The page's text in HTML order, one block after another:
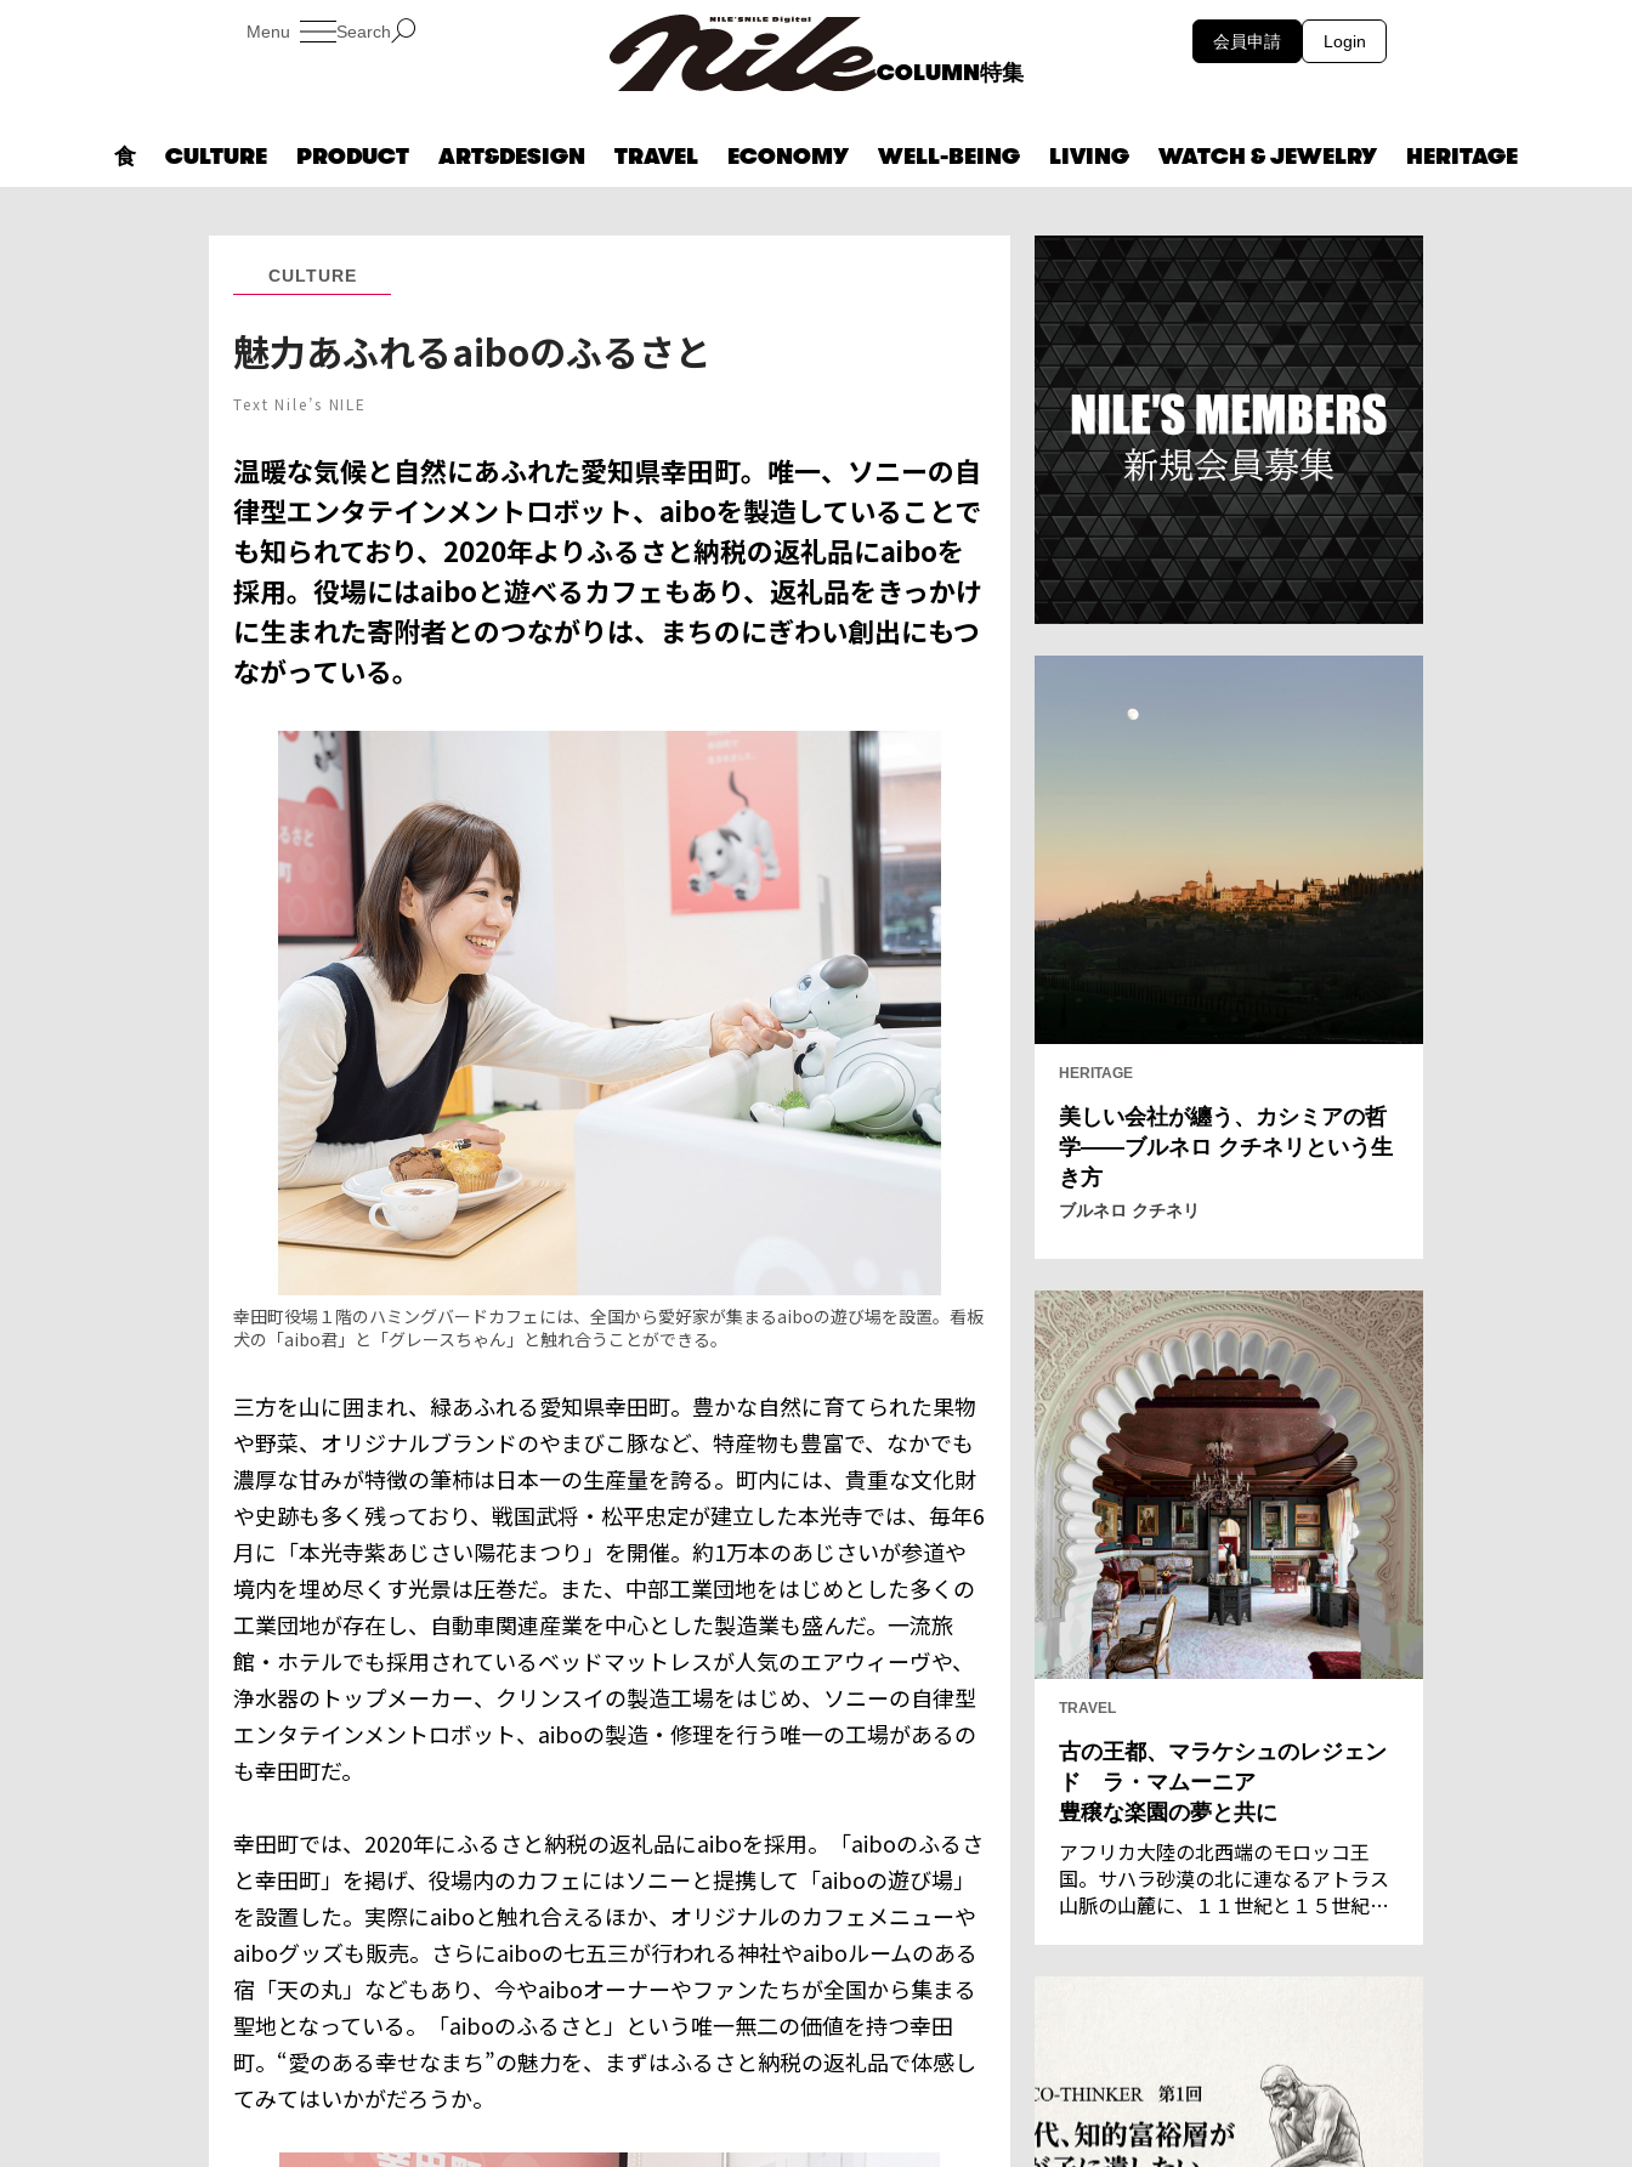
Search
COLUMN特集
会員申請 Login
食 CULTURE PRODUCT ART&DESIGN TRAVEL ECONOMY WELL-BEING LIVING WATCH & JEWELRY HERITAGE
CULTURE
魅力あふれるaiboのふるさと
Text Nile’s NILE
温暖な気候と自然にあふれた愛知県幸田町。唯一、ソニーの自
律型エンタテインメントロボット、aiboを製造していることで
も知られており、2020年よりふるさと納税の返礼品にaiboを
採用。役場にはaiboと遊べるカフェもあり、返礼品をきっかけ
に生まれた寄附者とのつながりは、まちのにぎわい創出にもつ
ながっている。
幸田町役場１階のハミングバードカフェには、全国から愛好家が集まるaiboの遊び場を設置。看板
犬の「aibo君」と「グレースちゃん」と触れ合うことができる。
三方を山に囲まれ、緑あふれる愛知県幸田町。豊かな自然に育てられた果物
や野菜、オリジナルブランドのやまびこ豚など、特産物も豊富で、なかでも
濃厚な甘みが特徴の筆柿は日本一の生産量を誇る。町内には、貴重な文化財
や史跡も多く残っており、戦国武将・松平忠定が建立した本光寺では、毎年6
月に「本光寺紫あじさい陽花まつり」を開催。約1万本のあじさいが参道や
境内を埋め尽くす光景は圧巻だ。また、中部工業団地をはじめとした多くの
工業団地が存在し、自動車関連産業を中心とした製造業も盛んだ。一流旅
館・ホテルでも採用されているベッドマットレスが人気のエアウィーヴや、
浄水器のトップメーカー、クリンスイの製造工場をはじめ、ソニーの自律型
エンタテインメントロボット、aiboの製造・修理を行う唯一の工場があるの
も幸田町だ。
幸田町では、2020年にふるさと納税の返礼品にaiboを採用。「aiboのふるさ
と幸田町」を掲げ、役場内のカフェにはソニーと提携して「aiboの遊び場」
を設置した。実際にaiboと触れ合えるほか、オリジナルのカフェメニューや
aiboグッズも販売。さらにaiboの七五三が行われる神社やaiboルームのある
宿「天の丸」などもあり、今やaiboオーナーやファンたちが全国から集まる
聖地となっている。「aiboのふるさと」という唯一無二の価値を持つ幸田
町。“愛のある幸せなまち”の魅力を、まずはふるさと納税の返礼品で体感し
てみてはいかがだろうか。
HERITAGE
美しい会社が纏う、カシミアの哲
学——ブルネロ クチネリという生
き方
ブルネロ クチネリ
TRAVEL
古の王都、マラケシュのレジェン
ド ラ・マムーニア
豊穣な楽園の夢と共に
アフリカ大陸の北西端のモロッコ王
国。サハラ砂漠の北に連なるアトラス
山脈の山麓に、１１世紀と１５世紀の